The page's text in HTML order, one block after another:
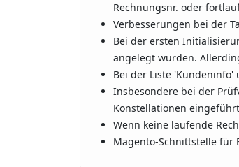
Rechnungsnr. oder
Verbesserungen bei der
Bei der ersten
angelegt wurden.
Bei der Liste
Insbesondere bei der
Konstellationen eingeführt
Wenn keine laufende
Magento-Schnittstelle für